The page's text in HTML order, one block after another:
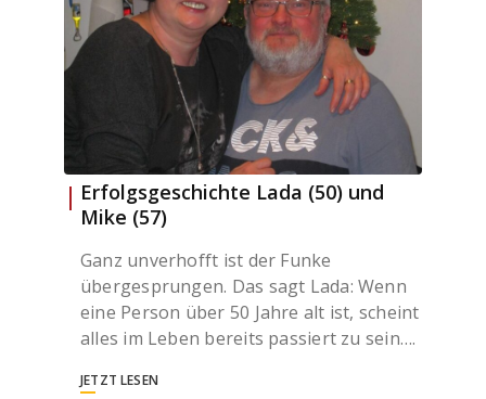
Erfolgsgeschichte Lada (50) und
Mike (57)
Ganz unverhofft ist der Funke
übergesprungen. Das sagt Lada: Wenn
eine Person über 50 Jahre alt ist, scheint
alles im Leben bereits passiert zu sein….
JETZT LESEN